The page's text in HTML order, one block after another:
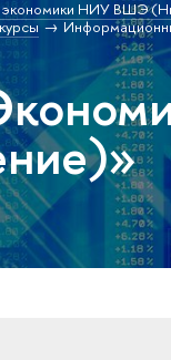
экономики НИУ ВШЭ